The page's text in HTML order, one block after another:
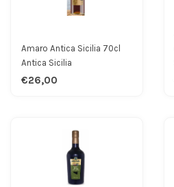
Amaro Antica Sicilia 70cl
Antica Sicilia
€26,00